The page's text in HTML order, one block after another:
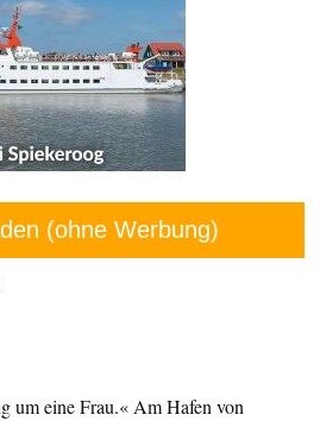
(ohne Werbung)
um eine Frau.« Am Hafen von